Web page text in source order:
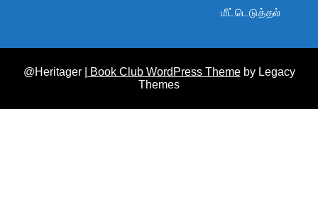
மீட்டெடுத்தல்
@Heritager | Book Club WordPress Themeby Legacy
Themes